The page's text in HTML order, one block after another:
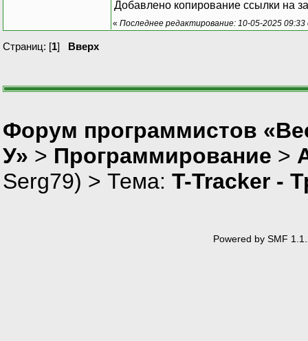
Добавлено копирование ссылки на
« Последнее редактирование: 10-05-2025 09:33
Страниц: [1] Вверх
Форум программистов
У» > Программирование >
Serg79) > Тема: T-Tracker -
Powered by SMF